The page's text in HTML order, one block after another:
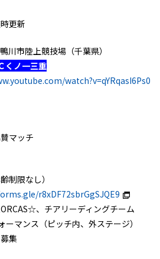
更新
川市陸上競技場（千葉県）
くノ一三重
watch?v=qYRqasI6Ps0
マッチ
制限なし）
r8xDF72sbrGgSJQE9
、チアリーディングチーム
マンス（ピッチ内、外ステージ）
集